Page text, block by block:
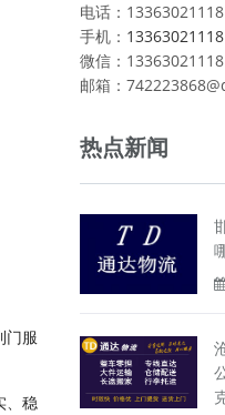
门服
、稳
电话：13363021118
手机： 13363021118
微信：13363021118
邮箱：
热点新闻